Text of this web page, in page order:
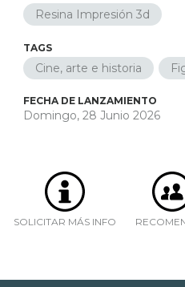
Resina Impresión 3d
TAGS
Cine, arte e historia
FECHA DE LANZAMIENTO
Domingo, 28 Junio 2026
SOLICITAR MÁS INFO